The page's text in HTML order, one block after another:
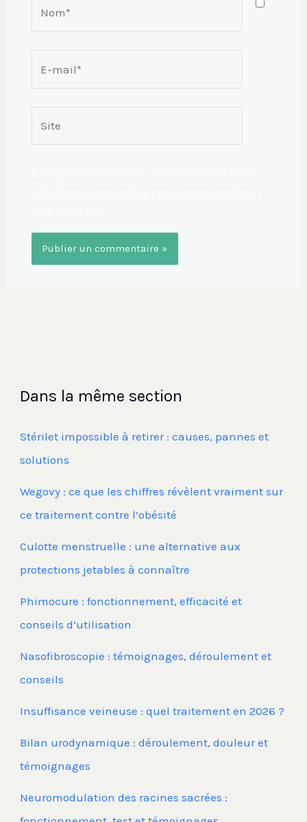
Dans la même section
Stérilet impossible à retirer : causes, pannes et
solutions
Wegovy : ce que les chiffres révèlent vraiment sur
ce traitement contre l’obésité
Culotte menstruelle : une alternative aux
protections jetables à connaître
Phimocure : fonctionnement, efficacité et
conseils d’utilisation
Nasofibroscopie : témoignages, déroulement et
conseils
Insuffisance veineuse : quel traitement en 2026 ?
Bilan urodynamique : déroulement, douleur et
témoignages
Neuromodulation des racines sacrées :